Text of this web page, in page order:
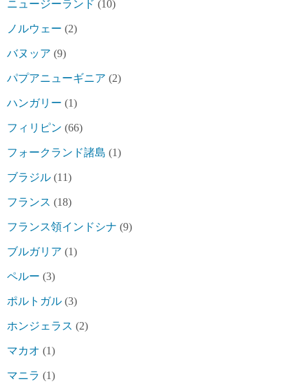
ニュージーランド (10)
ノルウェー (2)
バヌッア (9)
パプアニューギニア (2)
ハンガリー (1)
フィリピン (66)
フォークランド諸島 (1)
ブラジル (11)
フランス (18)
フランス領インドシナ (9)
ブルガリア (1)
ペルー (3)
ポルトガル (3)
ホンジェラス (2)
マカオ (1)
マニラ (1)